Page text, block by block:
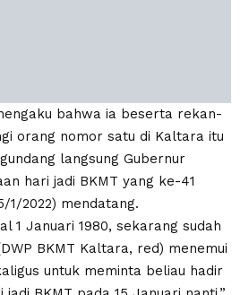
bahwa ia beserta rekan-
orang nomor satu di Kaltara itu
langsung Gubernur
hari jadi BKMT yang ke-41
1/2022) mendatang.
1 Januari 1980, sekarang sudah
BKMT Kaltara, red) menemui
untuk meminta beliau hadir